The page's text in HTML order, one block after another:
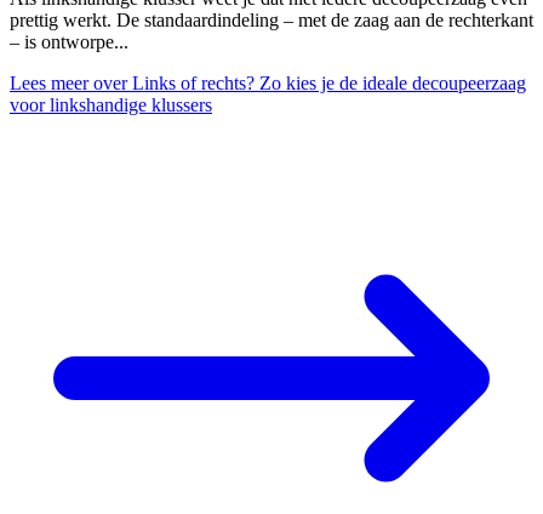
prettig werkt. De standaardindeling – met de zaag aan de rechterkant
– is ontworpe...
Lees meerover Links of rechts? Zo kies je de ideale decoupeerzaag
voor linkshandige klussers